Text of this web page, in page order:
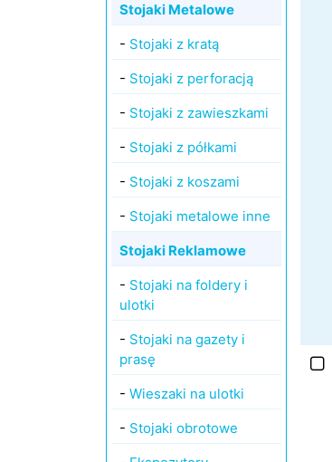
Stojaki Metalowe
- Stojaki z kratą
- Stojaki z perforacją
- Stojaki z zawieszkami
- Stojaki z półkami
- Stojaki z koszami
- Stojaki metalowe inne
Stojaki Reklamowe
- Stojaki na foldery i
ulotki
- Stojaki na gazety i
prasę
- Wieszaki na ulotki
- Stojaki obrotowe